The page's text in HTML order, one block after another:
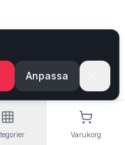
Varukorg
Anpassa